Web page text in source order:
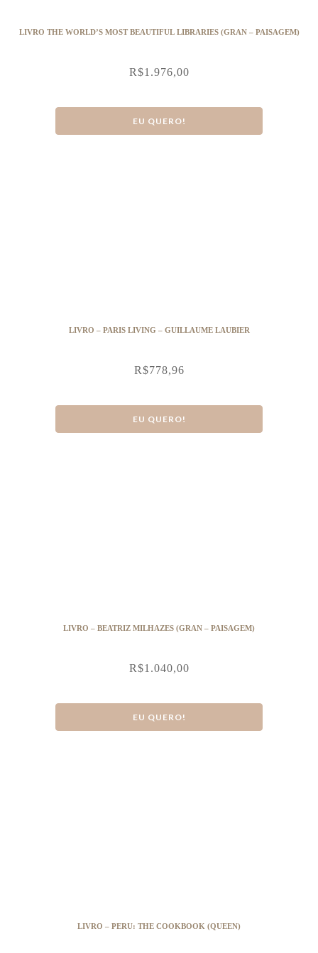
LIVRO THE WORLD’S MOST BEAUTIFUL LIBRARIES (GRAN – PAISAGEM)
R$1.976,00
EU QUERO!
LIVRO – PARIS LIVING – GUILLAUME LAUBIER
R$778,96
EU QUERO!
LIVRO – BEATRIZ MILHAZES (GRAN – PAISAGEM)
R$1.040,00
EU QUERO!
LIVRO – PERU: THE COOKBOOK (QUEEN)